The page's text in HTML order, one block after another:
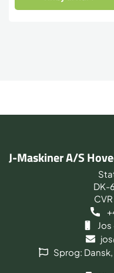
J-Maskiner A/S
DK-
Sprog: